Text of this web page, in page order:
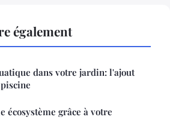
également
dans votre jardin: l'ajout
écosystème grâce à votre